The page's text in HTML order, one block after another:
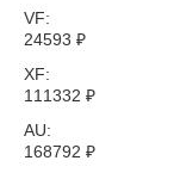
VF:
24593 ₽
XF:
111332 ₽
AU:
168792 ₽